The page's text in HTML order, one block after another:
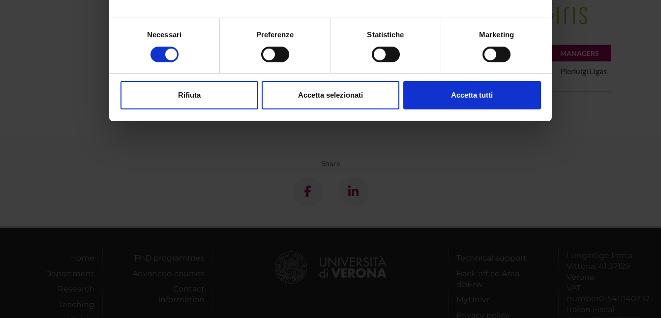
Con il tuo consenso, vorremmo anche:
raccogliere informazioni sulla tua posizione geografica, con un'approssimazione di qualche metro,
digitali).
modificare o ritirare il tuo consenso in qualsiasi momento dalla Dichiarazione sui cookie.
Necessari Preferenze Statistiche Marketing
Rifiuta Accetta selezionati Accetta tutti
RELATED PROJECTS
MANAGERS
Strumenti lessicografici per la descrizione del lessico sportivo
francese
Department Lingue e Letterature
Straniere
Pierluigi Ligas
<<back
Share
Home
Department
Research
Teaching
PhD programmes
Advanced courses
Contact
information
Technical support
Back office Area -
dbErw
MyUnivr
Privacy policy
Lungadige Porta
Vittoria, 41 37129
Verona
VAT
number01541040232
Italian Fiscal